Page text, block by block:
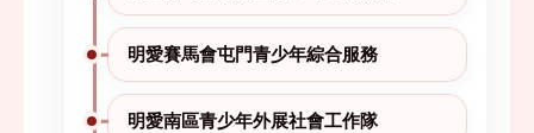
明愛賽馬會屯門青少年綜合服務
明愛南區青少年外展社會工作隊